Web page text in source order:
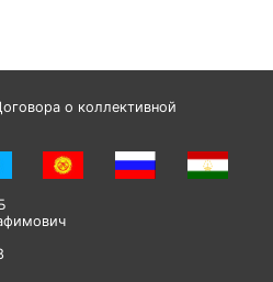
о коллективной